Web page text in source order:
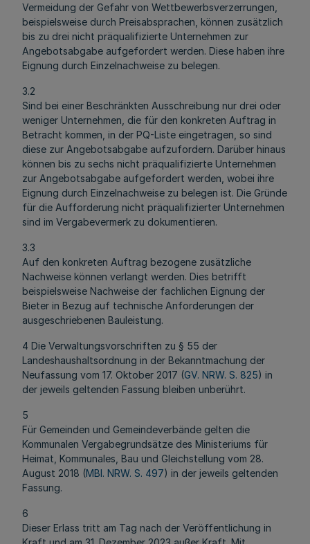
Vermeidung der Gefahr von Wettbewerbsverzerrungen,
beispielsweise durch Preisabsprachen, können zusätzlich
bis zu drei nicht präqualifizierte Unternehmen zur
Angebotsabgabe aufgefordert werden. Diese haben ihre
Eignung durch Einzelnachweise zu belegen.
3.2
Sind bei einer Beschränkten Ausschreibung nur drei oder
weniger Unternehmen, die für den konkreten Auftrag in
Betracht kommen, in der PQ-Liste eingetragen, so sind
diese zur Angebotsabgabe aufzufordern. Darüber hinaus
können bis zu sechs nicht präqualifizierte Unternehmen
zur Angebotsabgabe aufgefordert werden, wobei ihre
Eignung durch Einzelnachweise zu belegen ist. Die Gründe
für die Aufforderung nicht präqualifizierter Unternehmen
sind im Vergabevermerk zu dokumentieren.
3.3
Auf den konkreten Auftrag bezogene zusätzliche
Nachweise können verlangt werden. Dies betrifft
beispielsweise Nachweise der fachlichen Eignung der
Bieter in Bezug auf technische Anforderungen der
ausgeschriebenen Bauleistung.
4 Die Verwaltungsvorschriften zu § 55 der
Landeshaushaltsordnung in der Bekanntmachung der
Neufassung vom 17. Oktober 2017 (GV. NRW. S. 825) in
der jeweils geltenden Fassung bleiben unberührt.
5
Für Gemeinden und Gemeindeverbände gelten die
Kommunalen Vergabegrundsätze des Ministeriums für
Heimat, Kommunales, Bau und Gleichstellung vom 28.
August 2018 (MBl. NRW. S. 497) in der jeweils geltenden
Fassung.
6
Dieser Erlass tritt am Tag nach der Veröffentlichung in